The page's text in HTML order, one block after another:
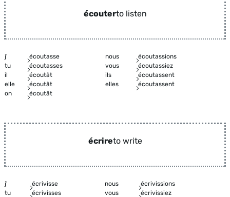
écouterto listen
j' écoutasse nous
écoutassions
tu
écoutasses vous
écoutassiez
il
écoutât ils
écoutassent
elle
écoutât elles
écoutassent
on
écoutât
écrireto write
j' écrivisse nous
écrivissions
tu
écrivisses vous
écrivissiez